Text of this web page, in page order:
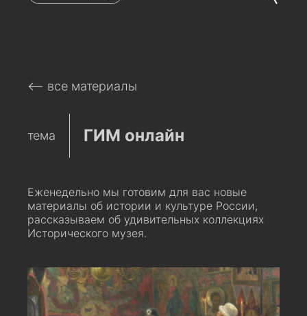
⟵ все материалы
тема ГИМ онлайн
Еженедельно мы готовим для вас новые
материалы об истории и культуре России,
рассказываем об удивительных коллекциях
Исторического музея.